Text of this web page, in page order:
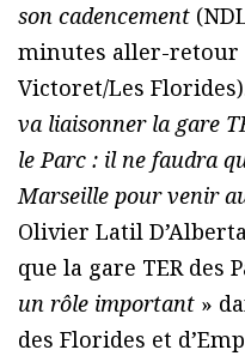
son cadencement
minutes aller-retour
Victoret/Les
va liaisonner la gare
le Parc : il ne faudra
Marseille pour venir
Olivier Latil
que la gare TER des
un rôle important »
des Florides et